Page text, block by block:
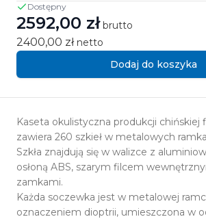
Dostępny
2592,00 zł brutto
2400,00 zł netto
Dodaj do koszyka
Kaseta okulistyczna produkcji chińskiej
zawiera 260 szkieł w metalowych
Szkła znajdują się w walizce z
osłoną ABS, szarym filcem
zamkami.
Każda soczewka jest w metalowej
oznaczeniem dioptrii, umieszczona w